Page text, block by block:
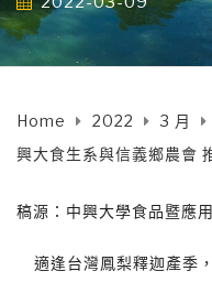
Home 2022 3 月
興大食生系與信義鄉農會
稿源：中興大學食品暨應
適逢台灣鳳梨釋迦產季